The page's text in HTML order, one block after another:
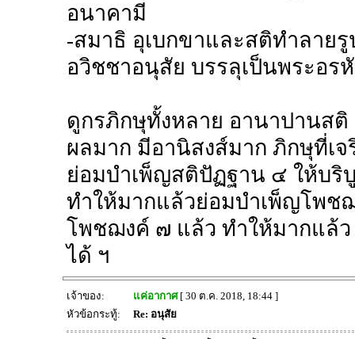
อนาคามี
-สมาธิ อุเบกขาและสติทำลาย
อวิชชาอนุสัย บรรลุเป็นพระอร
ดูกรภิกษุทั้งหลาย อานาปานส
ผลมาก มีอานิสงส์มาก ภิกษุที่เ
ย่อมบำเพ็ญสติปัฏฐาน ๔ ให้บ
ทำให้มากแล้วย่อมบำเพ็ญโพช
โพชฌงค์ ๗ แล้ว ทำให้มากแล้
ได้ ฯ
เจ้าของ: แค่อากาศ[ 30 ต.ค. 2018, 18:44 ]
หัวข้อกระทู้:
Re: อนุสัย